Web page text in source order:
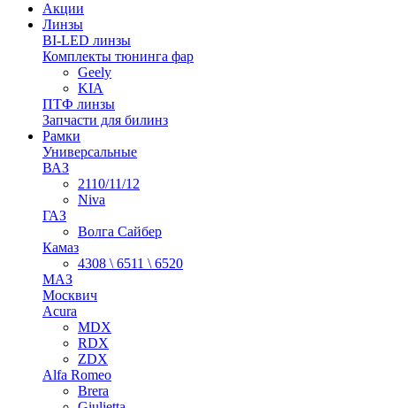
Акции
Линзы
BI-LED линзы
Комплекты тюнинга фар
Geely
KIA
ПТФ линзы
Запчасти для билинз
Рамки
Универсальные
ВАЗ
2110/11/12
Niva
ГАЗ
Волга Сайбер
Камаз
4308 \ 6511 \ 6520
МАЗ
Москвич
Acura
MDX
RDX
ZDX
Alfa Romeo
Brera